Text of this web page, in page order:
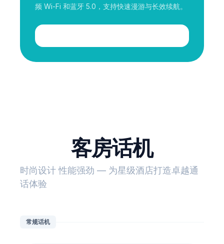
频 Wi-Fi 和蓝牙 5.0，支持快速漫游与长效续航。
客房话机
时尚设计 性能强劲 — 为星级酒店打造卓越通
话体验
常规话机